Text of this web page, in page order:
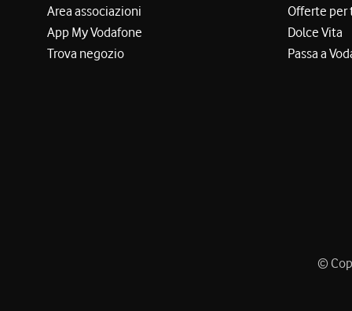
Area associazioni
App My Vodafone
Trova negozio
Offerte per
Dolce Vita
Passa a
©